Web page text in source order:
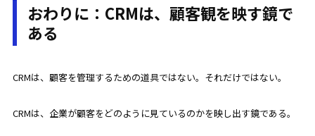
おわりに：CRMは、顧客観を映す鏡で
ある
CRMは、顧客を管理するための道具ではない。それだけではない。
CRMは、企業が顧客をどのように見ているのかを映し出す鏡である。